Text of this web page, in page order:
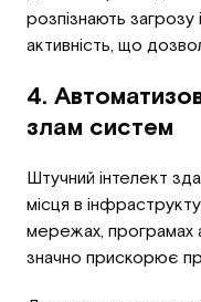
розпізнають загрозу
активність, що
4.
злам систем
Штучний інтелект
місця в
мережах, програмах
значно прискорює